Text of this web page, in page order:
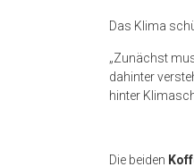
Das Klima
„Zunächst
dahinter
hinter
Die beiden